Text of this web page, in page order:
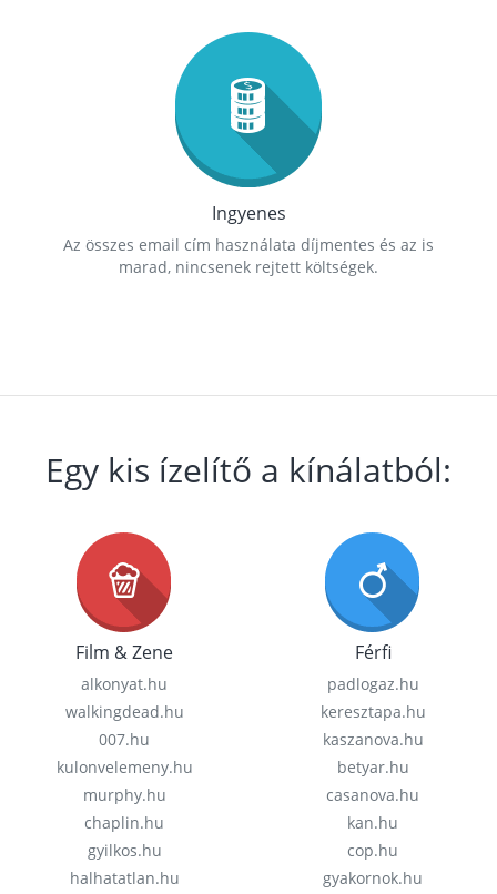
Ingyenes
Az összes email cím használata díjmentes és az is
marad, nincsenek rejtett költségek.
Egy kis ízelítő a kínálatból:
Film & Zene
alkonyat.hu
walkingdead.hu
007.hu
kulonvelemeny.hu
murphy.hu
chaplin.hu
gyilkos.hu
halhatatlan.hu
Férfi
padlogaz.hu
keresztapa.hu
kaszanova.hu
betyar.hu
casanova.hu
kan.hu
cop.hu
gyakornok.hu